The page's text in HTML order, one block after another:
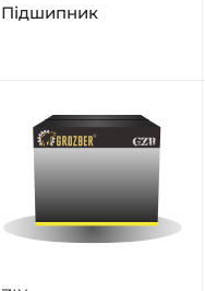
Підшипник